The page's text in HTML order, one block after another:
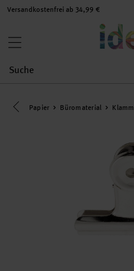
Versandkostenfrei ab 34,99 €
Eine Kategorie zurück
Papier Büromaterial